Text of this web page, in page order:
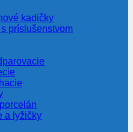
kadičky
príslušenstvom
a lyžičky